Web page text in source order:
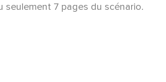
seulement 7 pages du scénario.